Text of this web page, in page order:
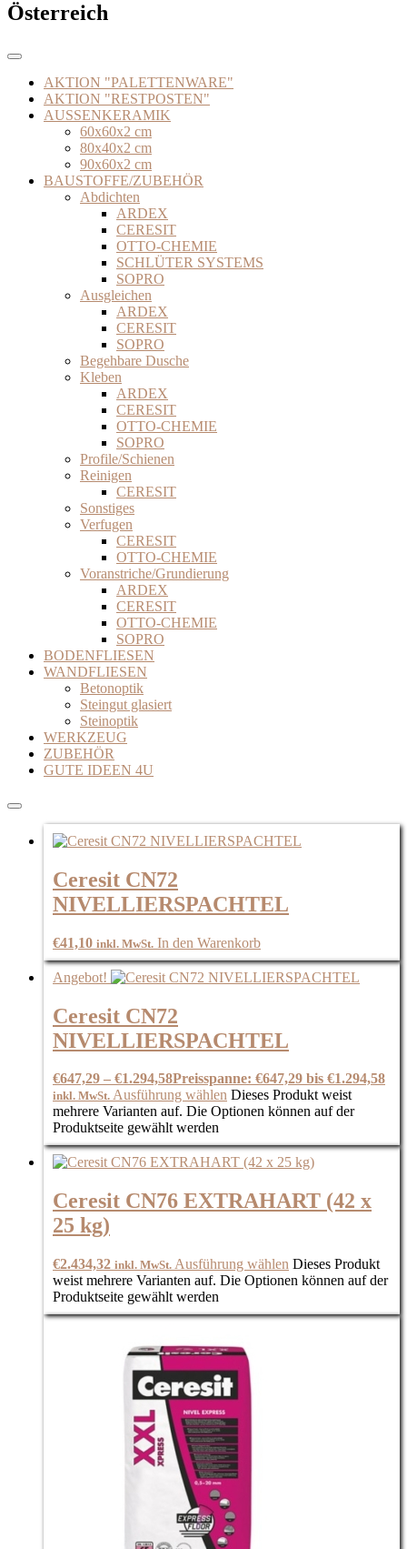
Österreich
AKTION "PALETTENWARE"
AKTION "RESTPOSTEN"
AUSSENKERAMIK
60x60x2 cm
80x40x2 cm
90x60x2 cm
BAUSTOFFE/ZUBEHÖR
Abdichten
ARDEX
CERESIT
OTTO-CHEMIE
SCHLÜTER SYSTEMS
SOPRO
Ausgleichen
ARDEX
CERESIT
SOPRO
Begehbare Dusche
Kleben
ARDEX
CERESIT
OTTO-CHEMIE
SOPRO
Profile/Schienen
Reinigen
CERESIT
Sonstiges
Verfugen
CERESIT
OTTO-CHEMIE
Voranstriche/Grundierung
ARDEX
CERESIT
OTTO-CHEMIE
SOPRO
BODENFLIESEN
WANDFLIESEN
Betonoptik
Steingut glasiert
Steinoptik
WERKZEUG
ZUBEHÖR
GUTE IDEEN 4U
Ceresit CN72
NIVELLIERSPACHTEL
€41,10 inkl. MwSt. In den Warenkorb
Angebot!
Ceresit CN72
NIVELLIERSPACHTEL
€647,29 – €1.294,58Preisspanne: €647,29 bis €1.294,58
inkl. MwSt. Ausführung wählen Dieses Produkt weist
mehrere Varianten auf. Die Optionen können auf der
Produktseite gewählt werden
Ceresit CN76 EXTRAHART (42 x
25 kg)
€2.434,32 inkl. MwSt. Ausführung wählen Dieses Produkt
weist mehrere Varianten auf. Die Optionen können auf der
Produktseite gewählt werden